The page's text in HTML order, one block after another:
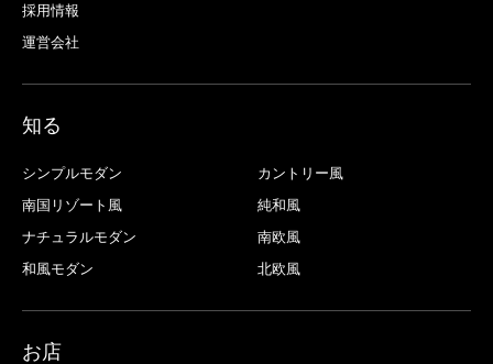
採用情報
運営会社
知る
シンプルモダン
カントリー風
南国リゾート風
純和風
ナチュラルモダン
南欧風
和風モダン
北欧風
お店